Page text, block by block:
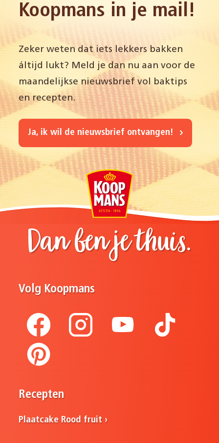
Koopmans in je mail!
Zeker weten dat iets lekkers bakken
áltijd lukt? Meld je dan nu aan voor de
maandelijkse nieuwsbrief vol baktips
en recepten.
Ja, ik wil de nieuwsbrief ontvangen!
Dan ben je thuis.
Volg Koopmans
Recepten
Plaatcake Rood fruit